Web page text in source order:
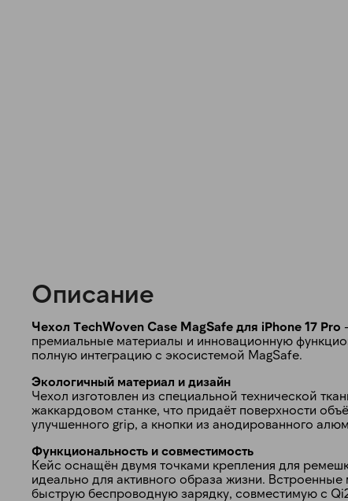
Описание
Чехол TechWoven Case MagSafe для iPhone 17 Pro
премиальные материалы и инновационную
полную интеграцию с экосистемой MagSafe.
Экологичный материал и дизайн
Чехол изготовлен из специальной технической
жаккардовом станке, что придаёт поверхности
улучшенного grip, а кнопки из анодированного
Функциональность и совместимость
Кейс оснащён двумя точками крепления для
идеально для активного образа жизни.
быструю беспроводную зарядку, совместимую с